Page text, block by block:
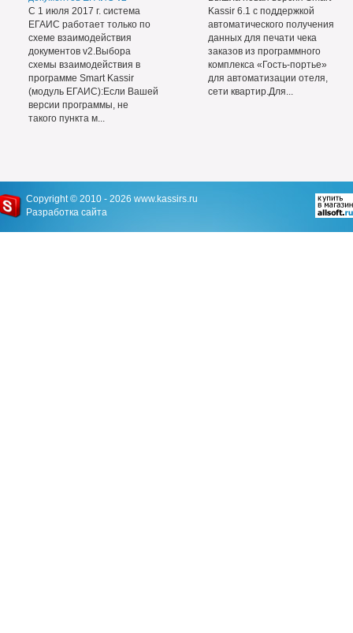
С 1 июля 2017 г. система
ЕГАИС работает только по
схеме взаимодействия
документов v2.Выбора
схемы взаимодействия в
программе Smart Kassir
(модуль ЕГАИС):Если Вашей
версии программы, не
такого пункта м...
Kassir 6.1 с поддержкой
автоматического получения
данных для печати чека
заказов из программного
комплекса «Гость-портье»
для автоматизации отеля,
сети квартир.Для...
Copyright © 2010 - 2026 www.kassirs.ru
Разработка сайта